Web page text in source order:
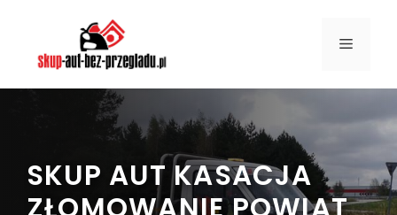
treści
MENU
SKUP AUT KASACJA